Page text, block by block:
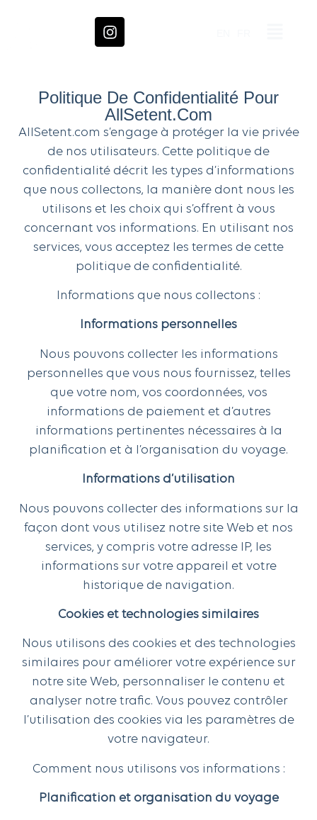
Politique De Confidentialité Pour
AllSetent.com
AllSetent.com s’engage à protéger la vie privée
de nos utilisateurs. Cette politique de
confidentialité décrit les types d’informations
que nous collectons, la manière dont nous les
utilisons et les choix qui s’offrent à vous
concernant vos informations. En utilisant nos
services, vous acceptez les termes de cette
politique de confidentialité.
Informations que nous collectons :
Informations personnelles
Nous pouvons collecter les informations
personnelles que vous nous fournissez, telles
que votre nom, vos coordonnées, vos
informations de paiement et d’autres
informations pertinentes nécessaires à la
planification et à l’organisation du voyage.
Informations d’utilisation
Nous pouvons collecter des informations sur la
façon dont vous utilisez notre site Web et nos
services, y compris votre adresse IP, les
informations sur votre appareil et votre
historique de navigation.
Cookies et technologies similaires
Nous utilisons des cookies et des technologies
similaires pour améliorer votre expérience sur
notre site Web, personnaliser le contenu et
analyser notre trafic. Vous pouvez contrôler
l’utilisation des cookies via les paramètres de
votre navigateur.
Comment nous utilisons vos informations :
Planification et organisation du voyage